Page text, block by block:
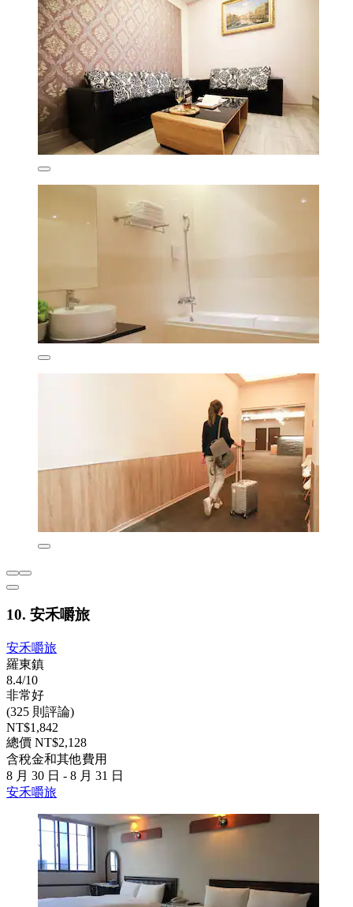
10. 安禾嚼旅
安禾嚼旅
羅東鎮
8.4/10
非常好
(325 則評論)
NT$1,842
總價 NT$2,128
含稅金和其他費用
8 月 30 日 - 8 月 31 日
安禾嚼旅